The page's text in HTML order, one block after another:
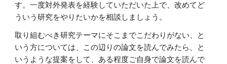
す。一度対外発表を経験していただいた上で、改めてど
ういう研究をやりたいかを相談しましょう。
取り組むべき研究テーマにそこまでこだわりがない、と
いう方については、この辺りの論文を読んでみたら、と
いうような提案をして、ある程度ご自身で論文を読んで